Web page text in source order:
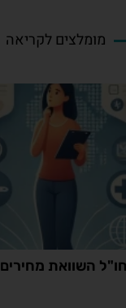
מומלצים לקריאה
השוואת מחירים